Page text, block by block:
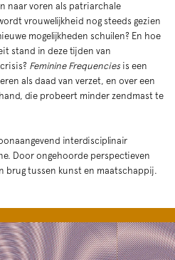
naar voren als patriarchale
vrouwelijkheid nog steeds gezien
mogelijkheden schuilen? En hoe
stand in deze tijden van
Feminine Frequencies is een
als daad van verzet, en over een
die probeert minder zendmast te
interdisciplinair
Door ongehoorde perspectieven
brug tussen kunst en maatschappij.